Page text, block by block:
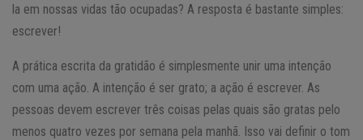
la em nossas vidas tão ocupadas? A resposta é bastante simples:
escrever!
A prática escrita da gratidão é simplesmente unir uma intenção
com uma ação. A intenção é ser grato; a ação é escrever. As
pessoas devem escrever três coisas pelas quais são gratas pelo
menos quatro vezes por semana pela manhã. Isso vai definir o tom